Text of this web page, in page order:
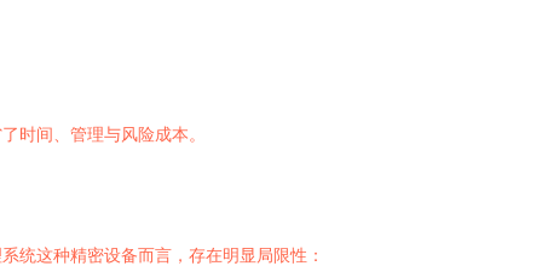
时间、管理与风险成本。
统这种精密设备而言，存在明显局限性：